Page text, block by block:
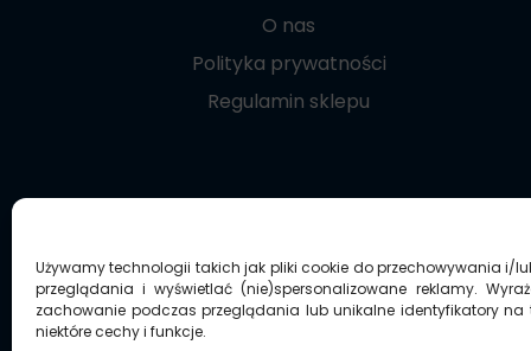
Używamy technologii takich jak pliki cookie do przechowywania i/
przeglądania i wyświetlać (nie)spersonalizowane reklamy.
zachowanie podczas przeglądania lub unikalne identyfikatory na
niektóre cechy i funkcje.
O nas
Polityka prywatności
Regulamin sklepu